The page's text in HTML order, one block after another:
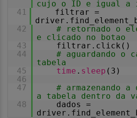
cujo o ID e igual a
41
filtrar =
42
# retornado o
e clicado no botao
43
filtrar.click()
44
# aguardando o
tabela
45
time . sleep (3)
46
47
# armazenando
a tabela dentro da
48
dados =